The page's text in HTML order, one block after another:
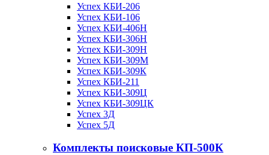
Успех КБИ-206
Успех КБИ-106
Успех КБИ-406Н
Успех КБИ-306Н
Успех КБИ-309Н
Успех КБИ-309М
Успех КБИ-309К
Успех КБИ-211
Успех КБИ-309Ц
Успех КБИ-309ЦК
Успех 3Д
Успех 5Д
Комплекты поисковые КП-500К